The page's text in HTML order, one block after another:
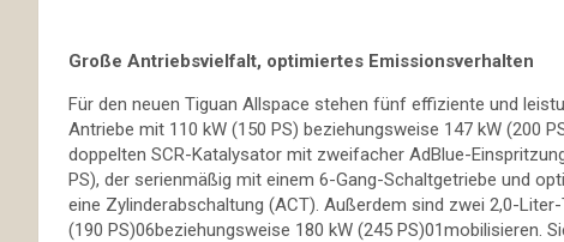
Große Antriebsvielfalt, optimiertes Emissionsverhalten
Für den neuen Tiguan Allspace stehen fünf effiziente und
Antriebe mit 110 kW (150 PS) beziehungsweise 147 kW (200
doppelten SCR-Katalysator mit zweifacher AdBlue-
PS), der serienmäßig mit einem 6-Gang-Schaltgetriebe und
eine Zylinderabschaltung (ACT). Außerdem sind zwei 2,0-
(190 PS)06beziehungsweise 180 kW (245 PS)01mobilisieren.